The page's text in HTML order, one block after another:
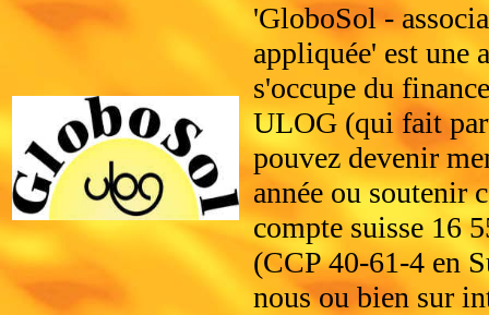
'GloboSol -
appliquée' est une
s'occupe du
ULOG (qui fait
pouvez devenir
année ou soutenir
compte suisse 16
(CCP 40-61-4 en
nous ou bien sur